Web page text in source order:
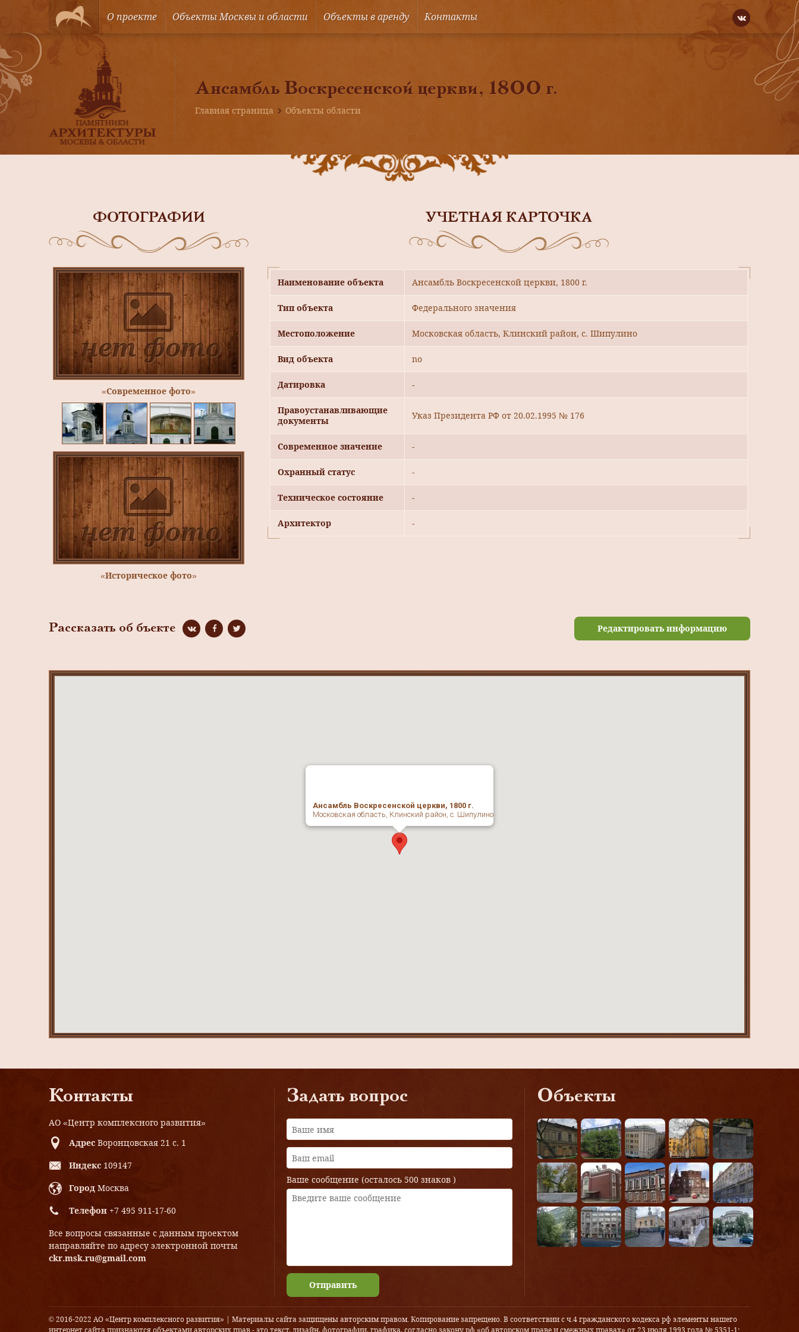
О проекте Объекты Москвы и области Объекты в аренду Контакты
Ансамбль Воскресенской церкви, 1800 г.
Главная страница Объекты области
ФОТОГРАФИИ
«Современное фото»
«Историческое фото»
УЧЕТНАЯ КАРТОЧКА
Наименование объекта Ансамбль Воскресенской церкви, 1800 г.
Тип объекта Федерального значения
Местоположение Московская область, Клинский район, с. Шипулино
Вид объекта no
Датировка -
Правоустанавливающие
документы
Указ Президента РФ от 20.02.1995 № 176
Современное значение -
Охранный статус -
Техническое состояние -
Архитектор -
Рассказать об бъекте Редактировать информацию
Ансамбль Воскресенской церкви, 1800 г.
Московская область, Клинский район, с. Шипулино
Контакты
АО «Центр комплексного развития»
Адрес Воронцовская 21 с. 1
Индекс 109147
Город Москва
Телефон +7 495 911-17-60
Все вопросы связанные с данным проектом
направляйте по адресу электронной почты
ckr.msk.ru@gmail.com
Задать вопрос
Ваше сообщение (осталось 500 знаков )
Отправить
Объекты
© 2016-2022 АО «Центр комплексного развития» | Материалы сайта защищены авторским правом. Копирование запрещено. В соответствии с ч.4 гражданского кодекса рф элементы нашего